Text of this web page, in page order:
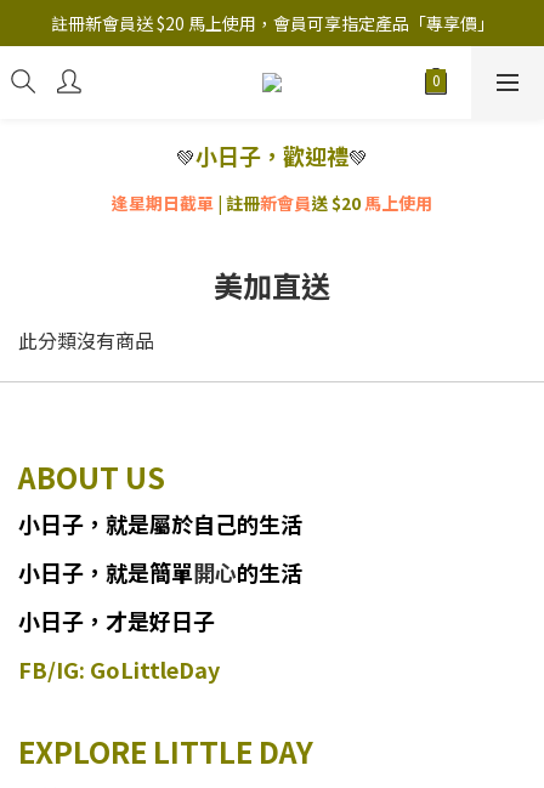
註冊新會員送 $20 馬上使用，會員可享指定產品「​專享價」
註冊新會員送 $20 馬上使用，會員可享指定產品「​專享價」
B.Y.O.B Mask Collection 任選優惠: 4件9折
💚小日子，歡迎禮💚
逢星期日截單 | 註冊新會員送 $20馬上使用
美加直送
此分類沒有商品
ABOUT US
小日子 ， 就是屬於自己的生活
小日子 ， 就是簡單開心的生活
小日子，才是好日子
FB/IG: GoLittleDay
EXPLORE LITTLE DAY